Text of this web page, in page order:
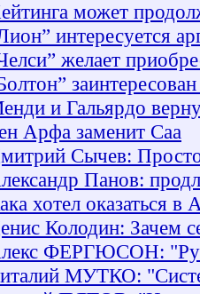
может
интересуется
желает
и Гальярдо
Арфа заменит Саа
Сычев: Просто
Панов:
хотел оказаться
Колодин: Зачем
ФЕРГЮСОН:
МУТКО: